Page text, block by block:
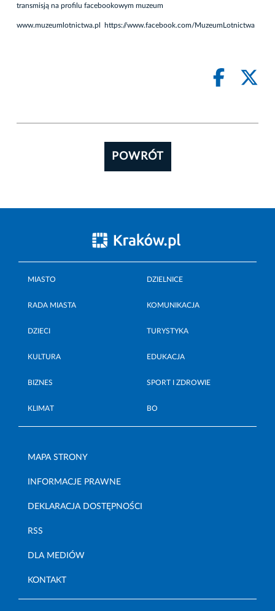
transmisją na profilu facebookowym muzeum
www.muzeumlotnictwa.pl https://www.facebook.com/MuzeumLotnictwa
POWRÓT
MIASTO DZIELNICE
RADA MIASTA KOMUNIKACJA
DZIECI TURYSTYKA
KULTURA EDUKACJA
BIZNES SPORT I ZDROWIE
KLIMAT BO
MAPA STRONY
INFORMACJE PRAWNE
DEKLARACJA DOSTĘPNOŚCI
RSS
DLA MEDIÓW
KONTAKT